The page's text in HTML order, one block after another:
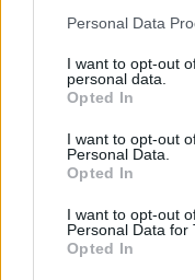
Personal Data
I want to opt-out
personal data.
Opted In
I want to opt-out
Personal Data.
Opted In
I want to opt-out
Personal Data for
Opted In
Cześć mam
być w ciąży?
czasu
21+7 • 13.02 –
2 blistra) • 18.02 – pominięta tabletka 13–14
godzin opóźnienia
24.02 –
dzień 12, 2. tydzień) • 25.02 – przyjęcie
POWIĄZANE
Tematy